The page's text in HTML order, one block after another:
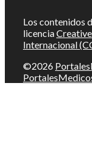
Los contenidos
licencia
Internacional
©2026